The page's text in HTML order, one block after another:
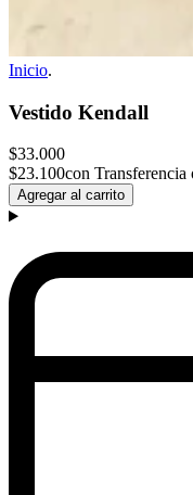
Inicio.
Vestido Kendall
$33.000
$23.100con Transferencia
Agregar al carrito